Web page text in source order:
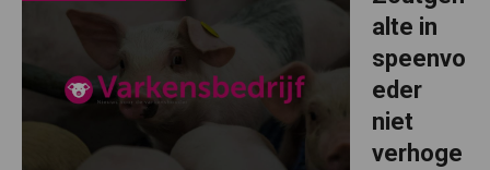
alte in
speenvo
eder
niet
verhoge